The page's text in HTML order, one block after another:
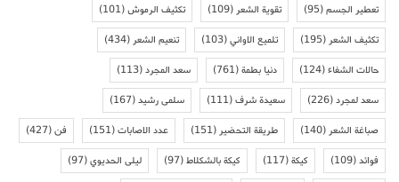
تعطير الجسم(95) تقوية الشعر(109) تكثيف الرموش(101)
تكثيف الشعر(195) تلميع الاواني(103) تنعيم الشعر(434)
حالات الشفاء(124) دنيا بطمة(761) سعد المجرد(113)
سعد لمجرد(226) سعيدة شرف(111) سلمى رشيد(167)
صباغة الشعر(140) طريقة التحضير(151) عدد الاصابات(151) فن(427)
فوائد(109) كيكة(117) كيكة بالشكلاط(97) ليلى الحديوي(97)